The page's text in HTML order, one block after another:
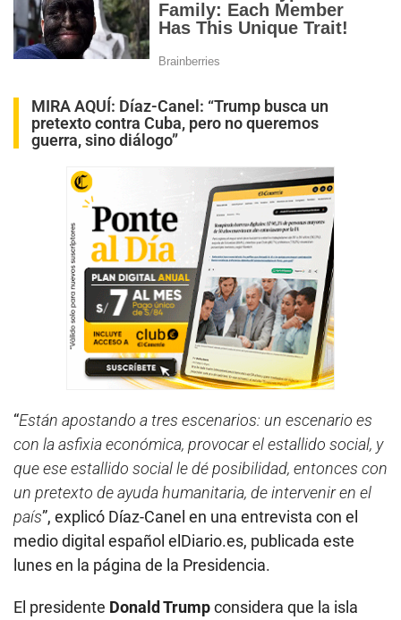
MIRA AQUÍ: Díaz-Canel: “Trump busca un
pretexto contra Cuba, pero no queremos
guerra, sino diálogo”
“Están apostando a tres escenarios: un escenario es
con la asfixia económica, provocar el estallido social, y
que ese estallido social le dé posibilidad, entonces con
un pretexto de ayuda humanitaria, de intervenir en el
país”, explicó Díaz-Canel en una entrevista con el
medio digital español elDiario.es, publicada este
lunes en la página de la Presidencia.
El presidente Donald Trumpconsidera que la isla